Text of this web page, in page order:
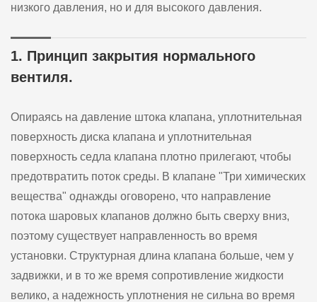
низкого давления, но и для высокого давления.
1. Принцип закрытия нормального
вентиля.
Опираясь на давление штока клапана, уплотнительная
поверхность диска клапана и уплотнительная
поверхность седла клапана плотно прилегают, чтобы
предотвратить поток среды. В клапане "Три химических
вещества" однажды оговорено, что направление
потока шаровых клапанов должно быть сверху вниз,
поэтому существует направленность во время
установки. Структурная длина клапана больше, чем у
задвижки, и в то же время сопротивление жидкости
велико, а надежность уплотнения не сильна во время